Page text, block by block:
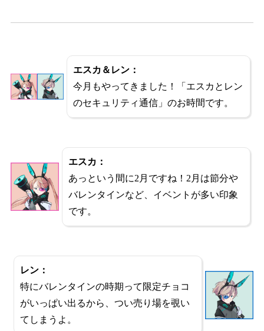
エスカ＆レン：
今月もやってきました！「エスカとレン
のセキュリティ通信」のお時間です。
エスカ：
あっという間に2月ですね！2月は節分や
バレンタインなど、イベントが多い印象
です。
レン：
特にバレンタインの時期って限定チョコ
がいっぱい出るから、つい売り場を覗い
てしまうよ。